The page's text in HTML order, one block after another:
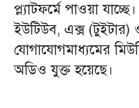
প্ল্যাটফর্মে পাওয়া
ইউটিউব, এক্স (টুইটার)
যোগাযোগমাধ্যমের
অডিও যুক্ত হয়েছে।